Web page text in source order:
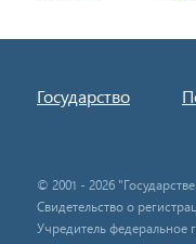
Государство
© 2001 - 2026
Свидетельство о
Учредитель федеральное